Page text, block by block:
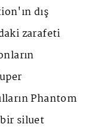
'ın dış
zarafeti
Phantom
siluet